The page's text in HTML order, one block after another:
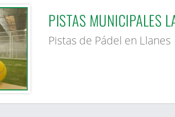
PISTAS MUNICIPALES
Pistas de Pádel en Llanes